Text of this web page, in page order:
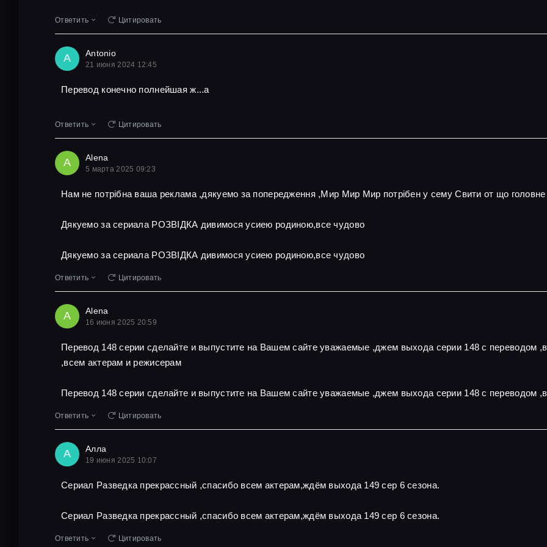
Ответить Цитировать
A Antonio
21 июня 2024 12:45
Перевод конечно полнейшая ж...а
Ответить Цитировать
A Alena
5 марта 2025 09:23
Нам не потрібна ваша реклама ,дякуемо за попередження ,Мир Мир Мир потрібен у сему Свити от що головне
Дякуемо за сериала РОЗВІДКА дивимося усиею родиною,все чудово
Дякуемо за сериала РОЗВІДКА дивимося усиею родиною,все чудово
Ответить Цитировать
A Alena
16 июня 2025 20:59
Перевод 148 серии сделайте и выпустите на Вашем сайте уважаемые ,джем выхода серии 148 с переводом
,всем актерам и режисерам
Перевод 148 серии сделайте и выпустите на Вашем сайте уважаемые ,джем выхода серии 148 с переводом
Ответить Цитировать
А Алла
19 июня 2025 10:07
Сериал Разведка прекрассный ,спасибо всем актерам,ждём выхода 149 сер 6 сезона.
Сериал Разведка прекрассный ,спасибо всем актерам,ждём выхода 149 сер 6 сезона.
Ответить Цитировать